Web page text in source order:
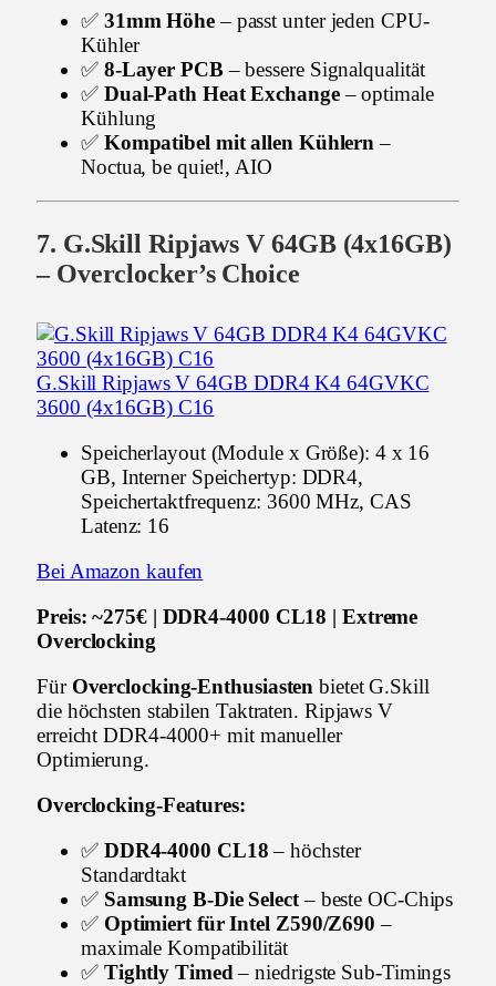
✅ 31mm Höhe– passt unter jeden CPU-
Kühler
✅ 8-Layer PCB– bessere Signalqualität
✅ Dual-Path Heat Exchange– optimale
Kühlung
✅ Kompatibel mit allen Kühlern–
Noctua, be quiet!, AIO
7. G.Skill Ripjaws V 64GB (4x16GB)
– Overclocker’s Choice
G.Skill Ripjaws V 64GB DDR4 K4 64GVKC
3600 (4x16GB) C16
Speicherlayout (Module x Größe): 4 x 16
GB, Interner Speichertyp: DDR4,
Speichertaktfrequenz: 3600 MHz, CAS
Latenz: 16
Bei Amazon kaufen
Preis: ~275€ | DDR4-4000 CL18 | Extreme
Overclocking
Für Overclocking-Enthusiasten bietet G.Skill
die höchsten stabilen Taktraten. Ripjaws V
erreicht DDR4-4000+ mit manueller
Optimierung.
Overclocking-Features:
✅ DDR4-4000 CL18– höchster
Standardtakt
✅ Samsung B-Die Select– beste OC-Chips
✅ Optimiert für Intel Z590/Z690 –
maximale Kompatibilität
✅ Tightly Timed– niedrigste Sub-Timings